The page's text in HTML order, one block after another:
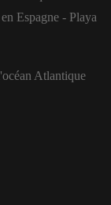
Espagne - Playa
Atlantique